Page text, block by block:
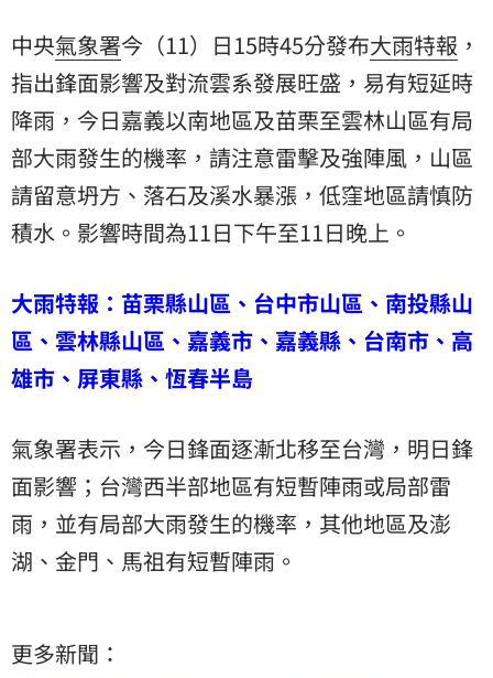
中央氣象署今（11）日15時45分發布大雨特報 ，
指出鋒面影響及對流雲系發展旺盛，易有短延時
降雨，今日嘉義以南地區及苗栗至雲林山區有局
部大雨發生的機率，請注意雷擊及強陣風，山區
請留意坍方、落石及溪水暴漲，低窪地區請慎防
積水。影響時間為11日下午至11日晚上。
大雨特報：苗栗縣山區、台中市山區、南投縣山
區、雲林縣山區、嘉義市、嘉義縣、台南市、高
雄市、屏東縣、恆春半島
氣象署表示，今日鋒面逐漸北移至台灣，明日鋒
面影響；台灣西半部地區有短暫陣雨或局部雷
雨，並有局部大雨發生的機率，其他地區及澎
湖、金門、馬祖有短暫陣雨。
更多新聞：